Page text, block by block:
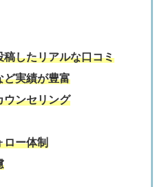
稿したリアルな口コミ
ど実績が豊富
ウンセリング
ロー体制